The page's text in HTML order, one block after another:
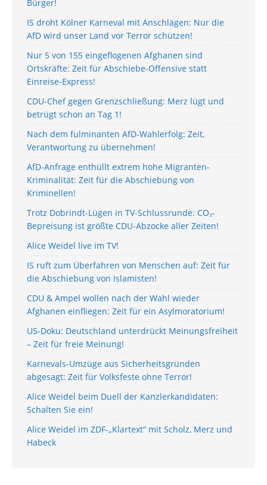
Bürger!
IS droht Kölner Karneval mit Anschlägen: Nur die
AfD wird unser Land vor Terror schützen!
Nur 5 von 155 eingeflogenen Afghanen sind
Ortskräfte: Zeit für Abschiebe-Offensive statt
Einreise-Express!
CDU-Chef gegen Grenzschließung: Merz lügt und
betrügt schon an Tag 1!
Nach dem fulminanten AfD-Wahlerfolg: Zeit,
Verantwortung zu übernehmen!
AfD-Anfrage enthüllt extrem hohe Migranten-
Kriminalität: Zeit für die Abschiebung von
Kriminellen!
Trotz Dobrindt-Lügen in TV-Schlussrunde: CO₂-
Bepreisung ist größte CDU-Abzocke aller Zeiten!
Alice Weidel live im TV!
IS ruft zum Überfahren von Menschen auf: Zeit für
die Abschiebung von Islamisten!
CDU & Ampel wollen nach der Wahl wieder
Afghanen einfliegen: Zeit für ein Asylmoratorium!
US-Doku: Deutschland unterdrückt Meinungsfreiheit
– Zeit für freie Meinung!
Karnevals-Umzüge aus Sicherheitsgründen
abgesagt: Zeit für Volksfeste ohne Terror!
Alice Weidel beim Duell der Kanzlerkandidaten:
Schalten Sie ein!
Alice Weidel im ZDF-„Klartext“ mit Scholz, Merz und
Habeck